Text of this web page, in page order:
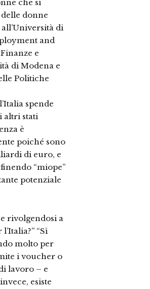
che si
donne
di
and
e
di Modena e
Politiche
spende
altri stati
è
poiché sono
di euro, e
“miope”
potenziale
rivolgendosi a
“Sì
molto per
i voucher o
lavoro – e
esiste